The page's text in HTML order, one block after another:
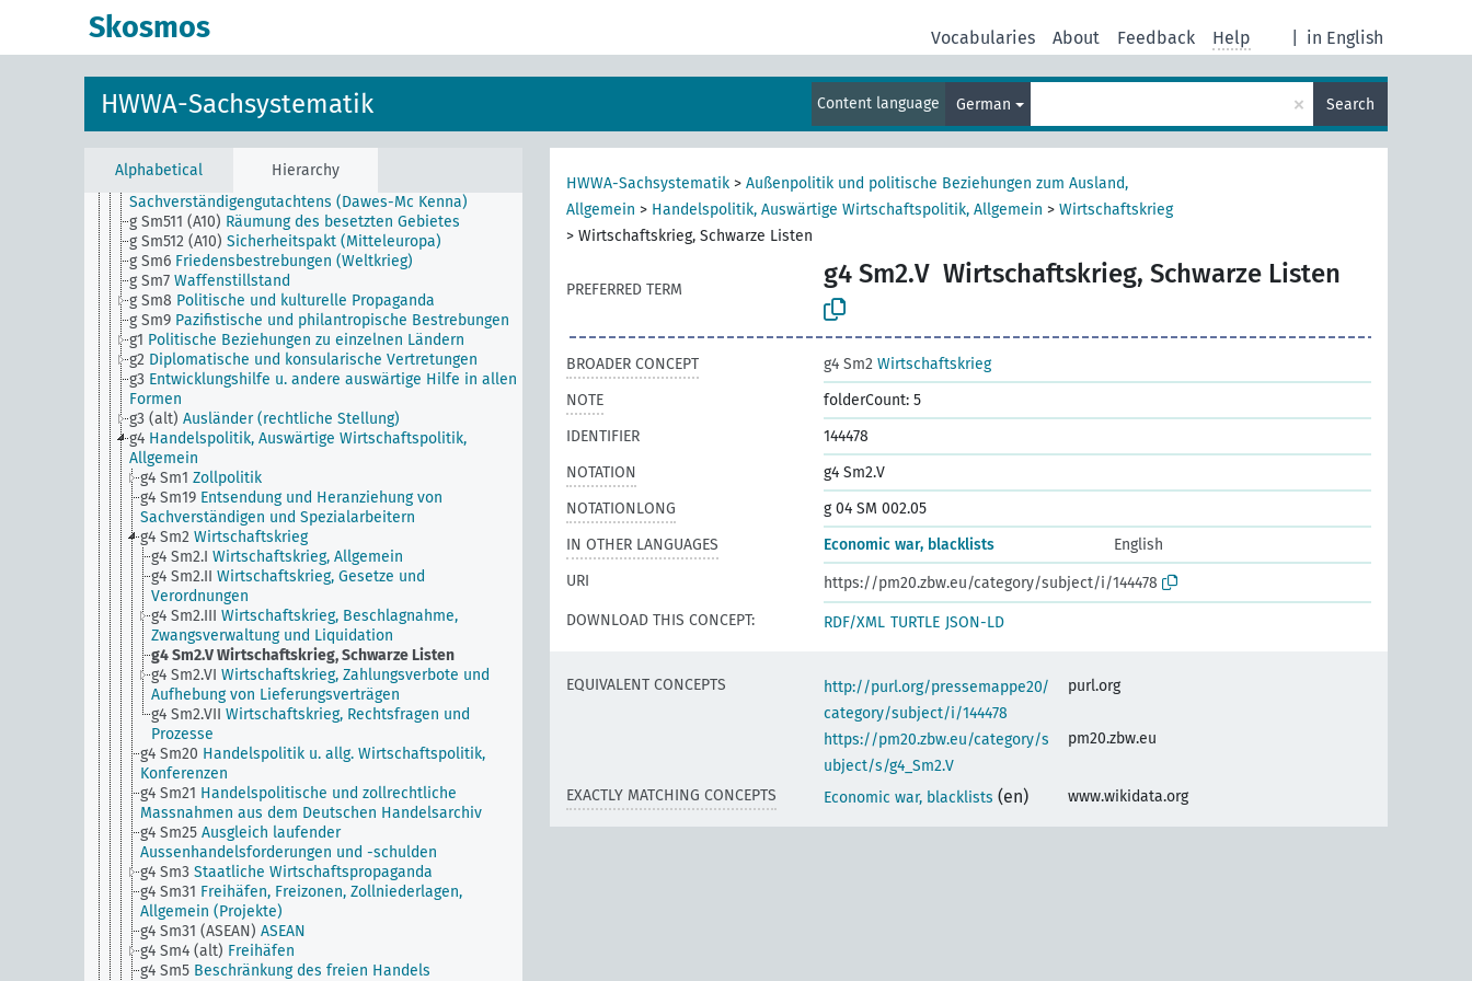
Skosmos in English
Vocabularies About Feedback Help
HWWA-Sachsystematik Content language German × Search
Alphabetical Hierarchy
g Sm504 (A10)
g Sm505 (H) Studium der internationalen Beziehungen
Konferenz von Spaa (Juli 1920)
g Sm509 (A10)
Londoner Konferenz Juli 1924
g Sm510 (A10) (alt)
Durchführung des
Sachverständigengutachtens (Dawes-Mc Kenna)
g Sm511 (A10) Räumung des besetzten Gebietes
g Sm512 (A10) Sicherheitspakt (Mitteleuropa)
g Sm6 Friedensbestrebungen (Weltkrieg)
g Sm7 Waffenstillstand
g Sm8 Politische und kulturelle Propaganda
g Sm9 Pazifistische und philantropische Bestrebungen
g1 Politische Beziehungen zu einzelnen Ländern
g2 Diplomatische und konsularische Vertretungen
g3 Entwicklungshilfe u. andere auswärtige Hilfe in allen
Formen
g3 (alt) Ausländer (rechtliche Stellung)
g4 Handelspolitik, Auswärtige Wirtschaftspolitik,
Allgemein
g4 Sm1 Zollpolitik
g4 Sm19 Entsendung und Heranziehung von
Sachverständigen und Spezialarbeitern
g4 Sm2 Wirtschaftskrieg
g4 Sm2.I Wirtschaftskrieg, Allgemein
g4 Sm2.II Wirtschaftskrieg, Gesetze und
Verordnungen
g4 Sm2.III Wirtschaftskrieg, Beschlagnahme,
Zwangsverwaltung und Liquidation
g4 Sm2.VWirtschaftskrieg, Schwarze Listen
g4 Sm2.VI Wirtschaftskrieg, Zahlungsverbote und
Aufhebung von Lieferungsverträgen
g4 Sm2.VII Wirtschaftskrieg, Rechtsfragen und
Prozesse
g4 Sm20 Handelspolitik u. allg. Wirtschaftspolitik,
Konferenzen
g4 Sm21 Handelspolitische und zollrechtliche
Massnahmen aus dem Deutschen Handelsarchiv
g4 Sm25 Ausgleich laufender
Aussenhandelsforderungen und -schulden
g4 Sm3 Staatliche Wirtschaftspropaganda
g4 Sm31 Freihäfen, Freizonen, Zollniederlagen,
Allgemein (Projekte)
g4 Sm31 (ASEAN) ASEAN
g4 Sm4 (alt) Freihäfen
g4 Sm5 Beschränkung des freien Handels
HWWA-Sachsystematik > Außenpolitik und politische Beziehungen zum Ausland,
Allgemein > Handelspolitik, Auswärtige Wirtschaftspolitik, Allgemein > Wirtschaftskrieg
> Wirtschaftskrieg, Schwarze Listen
PREFERRED TERM
g4 Sm2.V Wirtschaftskrieg, Schwarze Listen
BROADER CONCEPT g4 Sm2 Wirtschaftskrieg
NOTE
folderCount: 5
IDENTIFIER
144478
NOTATION
g4 Sm2.V
NOTATIONLONG
g 04 SM 002.05
IN OTHER LANGUAGES
Economic war, blacklists
English
URI
https://pm20.zbw.eu/category/subject/i/144478
DOWNLOAD THIS CONCEPT:
RDF/XML TURTLE JSON-LD
EQUIVALENT CONCEPTS
http://purl.org/pressemappe20/
category/subject/i/144478
purl.org
https://pm20.zbw.eu/category/s
ubject/s/g4_Sm2.V
pm20.zbw.eu
EXACTLY MATCHING CONCEPTS Economic war, blacklists (en) www.wikidata.org